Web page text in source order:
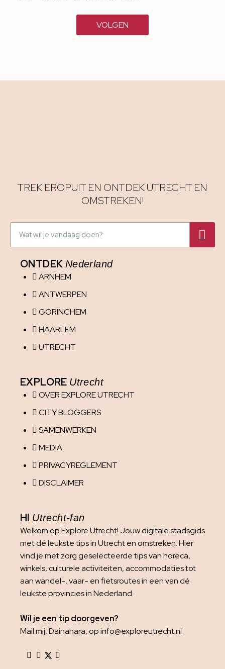
VOLGEN
TREK EROPUIT EN ONTDEK UTRECHT EN
OMSTREKEN!
ONTDEK Nederland
ARNHEM
ANTWERPEN
GORINCHEM
HAARLEM
UTRECHT
EXPLORE Utrecht
OVER EXPLORE UTRECHT
CITY BLOGGERS
SAMENWERKEN
MEDIA
PRIVACYREGLEMENT
DISCLAIMER
HI Utrecht-fan
Welkom op Explore Utrecht! Jouw digitale stadsgids
met dé leukste tips in Utrecht en omstreken. Hier
vind je met zorg geselecteerde tips van horeca,
winkels, culturele activiteiten, accommodaties tot
aan wandel-, vaar- en fietsroutes in een van dé
leukste provincies in Nederland.
Wil je een tip doorgeven?
Mail mij, Dainahara, op info@exploreutrecht.nl